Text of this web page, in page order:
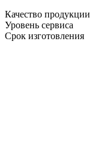
Качество продукции
Уровень сервиса
Срок изготовления